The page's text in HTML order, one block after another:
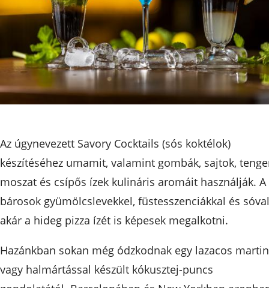
Az úgynevezett Savory Cocktails (sós koktélok)
készítéséhez umamit, valamint gombák, sajtok,
moszat és csípős ízek kulináris aromáit használják. A
bárosok gyümölcslevekkel, füstesszenciákkal és sóval
akár a hideg pizza ízét is képesek megalkotni.
Hazánkban sokan még ódzkodnak egy lazacos
vagy halmártással készült kókusztej-puncs